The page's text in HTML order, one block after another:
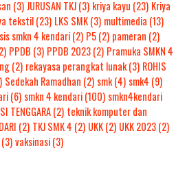
(3)JURUSAN TKJ(3) kriya kayu (23) Kriya
tekstil(23) LKS SMK(3) multimedia (13)
smkn 4 kendari(2) P5(2) pameran (2)
PPDB (3) PPDB 2023(2) Pramuka SMKN 4
(2) rekayasa perangkat lunak(3) ROHIS
Sedekah Ramadhan (2) smk(4) smk4 (9)
(6) smkn 4 kendari(100) smkn4kendari
TENGGARA(2) teknik komputer dan
(2) TKJ SMK 4 (2) UKK(2) UKK 2023(2)
(3)vaksinasi(3)